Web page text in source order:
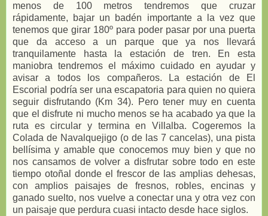
menos de 100 metros tendremos que cruzar
rápidamente, bajar un badén importante a la vez que
tenemos que girar 180º para poder pasar por una puerta
que da acceso a un parque que ya nos llevará
tranquilamente hasta la estación de tren. En esta
maniobra tendremos el máximo cuidado en ayudar y
avisar a todos los compañeros. La estación de El
Escorial podría ser una escapatoria para quien no quiera
seguir disfrutando (Km 34). Pero tener muy en cuenta
que el disfrute ni mucho menos se ha acabado ya que la
ruta es circular y termina en Villalba. Cogeremos la
Colada de Navalquejigo (o de las 7 cancelas), una pista
bellísima y amable que conocemos muy bien y que no
nos cansamos de volver a disfrutar sobre todo en este
tiempo otoñal donde el frescor de las amplias dehesas,
con amplios paisajes de fresnos, robles, encinas y
ganado suelto, nos vuelve a conectar una y otra vez con
un paisaje que perdura cuasi intacto desde hace siglos.